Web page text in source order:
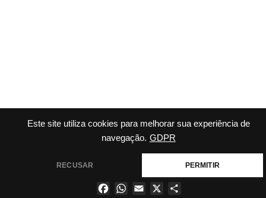
Este site utiliza cookies para melhorar sua experiência de
navegação. GDPR
RECUSAR PERMITIR
FacebookWhatsApp
Email